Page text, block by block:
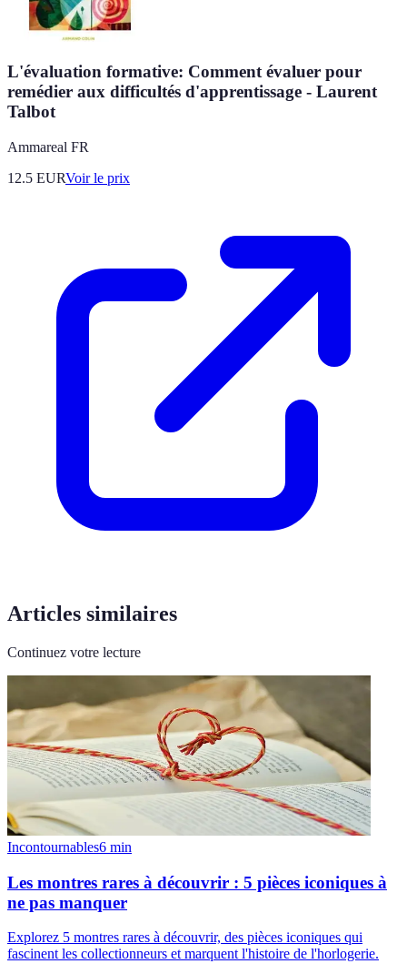
L'évaluation formative: Comment évaluer pour
remédier aux difficultés d'apprentissage - Laurent
Talbot
Ammareal FR
12.5 EURVoir le prix
Articles similaires
Continuez votre lecture
Incontournables6 min
Les montres rares à découvrir : 5 pièces iconiques à
ne pas manquer
Explorez 5 montres rares à découvrir, des pièces iconiques qui
fascinent les collectionneurs et marquent l'histoire de l'horlogerie.